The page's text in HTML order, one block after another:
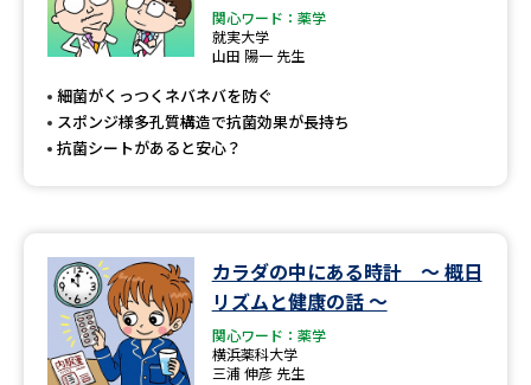
関心ワード：薬学
就実大学
山田 陽一 先生
細菌がくっつくネバネバを防ぐ
スポンジ様多孔質構造で抗菌効果が長持ち
抗菌シートがあると安心？
カラダの中にある時計 ～ 概日
リズムと健康の話 ～
関心ワード：薬学
横浜薬科大学
三浦 伸彦 先生